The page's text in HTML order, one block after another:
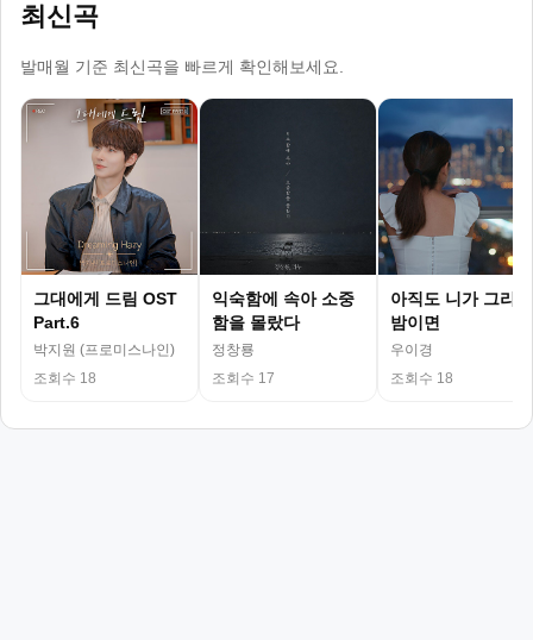
최신곡
발매월 기준 최신곡을 빠르게 확인해보세요.
그대에게 드림 OST
Part.6
박지원 (프로미스나인)
조회수 18
익숙함에 속아 소중
함을 몰랐다
정창룡
조회수 17
아직도 니가 그리운
밤이면
우이경
조회수 18